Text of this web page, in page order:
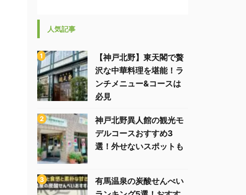
人気記事
【神戸北野】東天閣で贅
沢な中華料理を堪能！ラ
ンチメニュー&コースは
必見
神戸北野異人館の観光モ
デルコースおすすめ3
選！外せないスポットも
有馬温泉の炭酸せんべい